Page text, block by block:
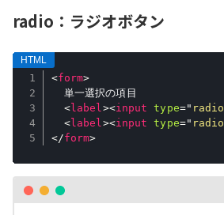
radio：ラジオボタン
<form>
  単一選択の項目
<label><input type=" radio
<label><input type=" radio
</form>